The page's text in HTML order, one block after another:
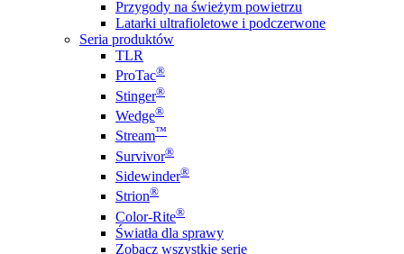
Przygody na świeżym powietrzu
Latarki ultrafioletowe i podczerwone
Seria produktów
TLR
ProTac®
Stinger®
Wedge®
Stream™
Survivor®
Sidewinder®
Strion®
Color-Rite®
Światła dla sprawy
Zobacz wszystkie serie